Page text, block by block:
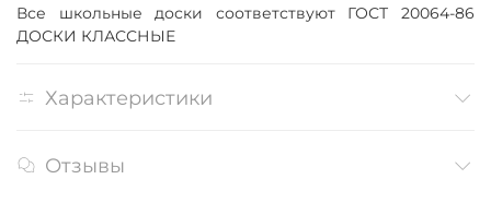
Все школьные доски соответствуют ГОСТ 20064-86
ДОСКИ КЛАССНЫЕ
Характеристики
Отзывы